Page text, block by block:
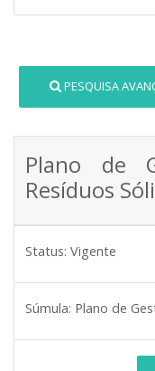
PESQUISA
Plano de
Resíduos
Status: Vigente
Súmula: Plano de